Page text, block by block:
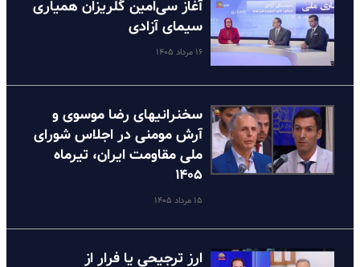
آغاز سی‌امین گلریزان همیاری
سیمای آزادی
۱۶ مرداد ۱۴۰۵
سخنرانیهای رضا موسوی و
آرش مومنی در اجلاس شورای
ملی مقاومت ایران، تیرماه
۱۴۰۵
۱۵ مرداد ۱۴۰۵
ارز ترجیحی یا فرار از